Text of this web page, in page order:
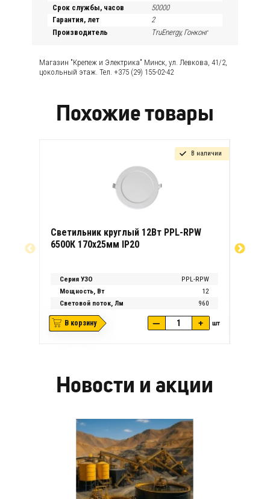
Срок службы, часов
50000
Гарантия, лет
2
Производитель
TruEnergy, Гонконг
Магазин "Крепеж и Электрика" Минск, ул. Левкова, 41/2,
цокольный этаж. Тел. +375 (29) 155-02-42
Похожие товары
В наличии
Светильник круглый 12Вт PPL-RPW
6500К 170х25мм IP20
Серия УЗО
PPL-RPW
Мощность, Вт
12
Световой поток, Лм
960
В корзину — + шт
4000К
Новости и акции